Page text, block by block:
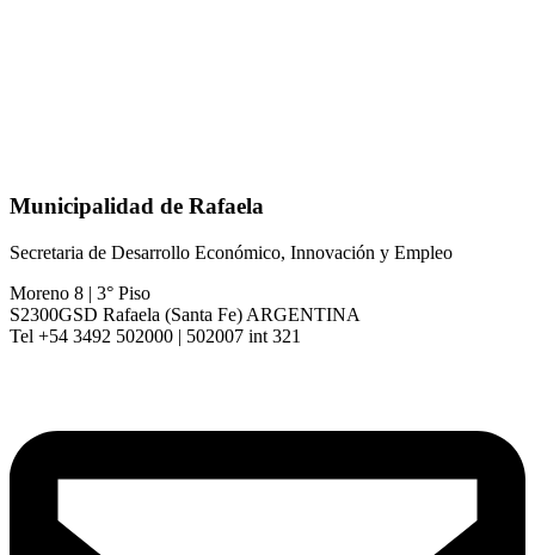
Municipalidad de Rafaela
Secretaria de Desarrollo Económico, Innovación y Empleo
Moreno 8 | 3° Piso
S2300GSD Rafaela (Santa Fe) ARGENTINA
Tel +54 3492 502000 | 502007 int 321